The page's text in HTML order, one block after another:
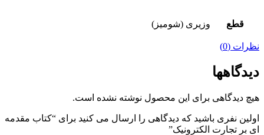
قطع وزیری (شومیز)
نظرات (0)
دیدگاهها
هیچ دیدگاهی برای این محصول نوشته نشده است.
اولین نفری باشید که دیدگاهی را ارسال می کنید برای “کتاب مقدمه‌
ای بر تجارت الکترونیک”